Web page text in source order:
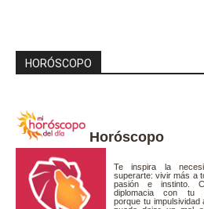
HORÓSCOPO
Horóscopo